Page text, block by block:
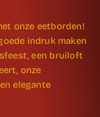
onze eetborden!
indruk maken
een bruiloft
onze
elegante